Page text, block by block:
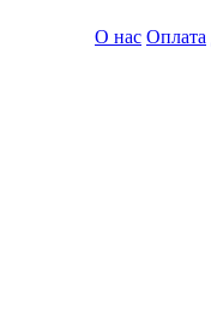
О нас Оплата